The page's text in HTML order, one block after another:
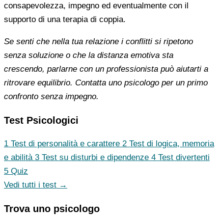
consapevolezza, impegno ed eventualmente con il
supporto di una terapia di coppia.
Se senti che nella tua relazione i conflitti si ripetono
senza soluzione o che la distanza emotiva sta
crescendo, parlarne con un professionista può aiutarti a
ritrovare equilibrio. Contatta uno psicologo per un primo
confronto senza impegno.
Test Psicologici
1 Test di personalità e carattere 2 Test di logica, memoria
e abilità 3 Test su disturbi e dipendenze 4 Test divertenti
5 Quiz
Vedi tutti i test →
Trova uno psicologo